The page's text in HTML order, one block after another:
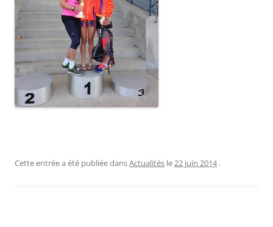
Cette entrée a été publiée dansActualités le22 juin 2014 .